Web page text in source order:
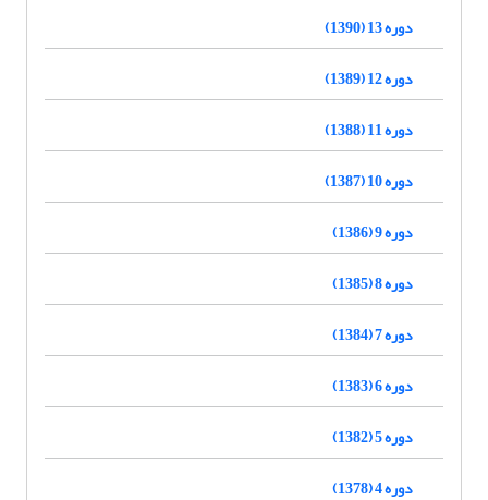
دوره 13 (1390)
دوره 12 (1389)
دوره 11 (1388)
دوره 10 (1387)
دوره 9 (1386)
دوره 8 (1385)
دوره 7 (1384)
دوره 6 (1383)
دوره 5 (1382)
دوره 4 (1378)